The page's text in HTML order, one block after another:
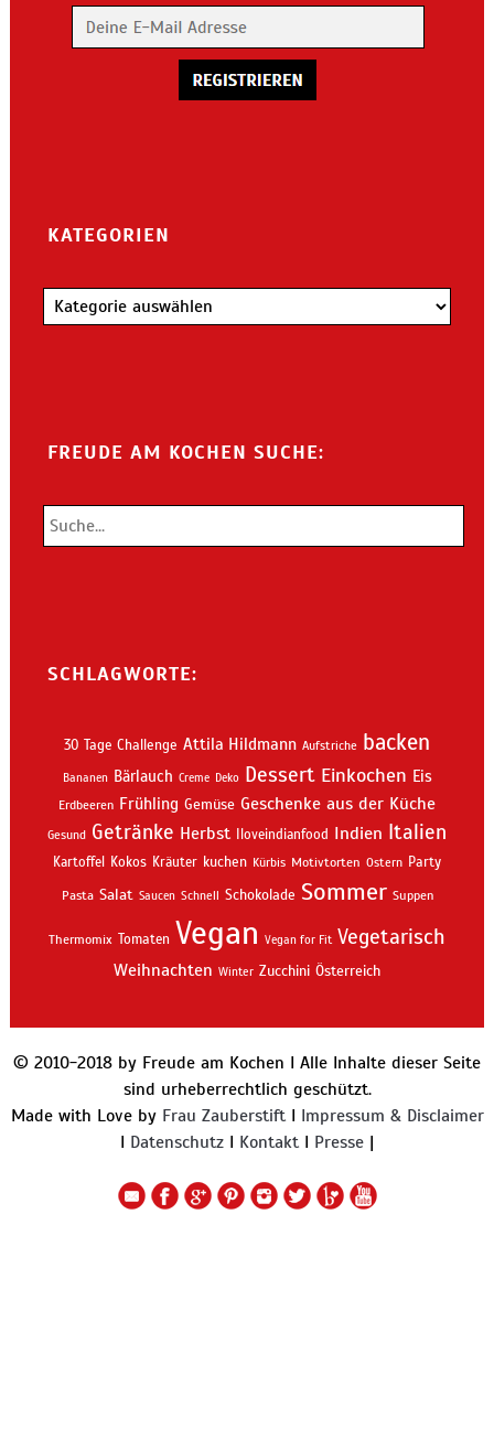
KATEGORIEN
Kategorien
FREUDE AM KOCHEN SUCHE:
SCHLAGWORTE:
30 Tage Challenge Attila Hildmann Aufstriche backen
Bananen Bärlauch Creme Deko Dessert Einkochen Eis
Erdbeeren Frühling Gemüse Geschenke aus der Küche
Gesund Getränke Herbst Iloveindianfood Indien Italien
Kartoffel Kokos Kräuter kuchen Kürbis Motivtorten Ostern Party
Pasta Salat Saucen Schnell Schokolade Sommer Suppen
Thermomix Tomaten Vegan Vegan for Fit Vegetarisch
Weihnachten Winter Zucchini Österreich
© 2010-2018 by Freude am Kochen I Alle Inhalte dieser Seite
sind urheberrechtlich geschützt.
Made with Love by Frau ZauberstiftI Impressum & Disclaimer
I Datenschutz I KontaktI Presse |